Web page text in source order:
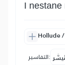
I nestane
التفاسير: